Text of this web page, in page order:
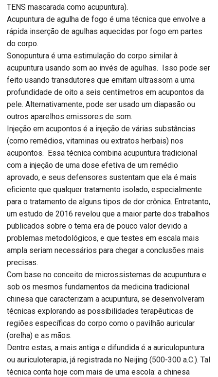
TENS mascarada como acupuntura).
Acupuntura de agulha de fogo é uma técnica que envolve a
rápida inserção de agulhas aquecidas por fogo em partes
do corpo.
Sonopuntura é uma estimulação do corpo similar à
acupuntura usando som ao invés de agulhas. Isso pode ser
feito usando transdutores que emitam ultrassom a uma
profundidade de oito a seis centímetros em acupontos da
pele. Alternativamente, pode ser usado um diapasão ou
outros aparelhos emissores de som.
Injeção em acupontos é a injeção de várias substâncias
(como remédios, vitaminas ou extratos herbais) nos
acupontos. Essa técnica combina acupuntura tradicional
com a injeção de uma dose efetiva de um remédio
aprovado, e seus defensores sustentam que ela é mais
eficiente que qualquer tratamento isolado, especialmente
para o tratamento de alguns tipos de dor crônica. Entretanto,
um estudo de 2016 revelou que a maior parte dos trabalhos
publicados sobre o tema era de pouco valor devido a
problemas metodológicos, e que testes em escala mais
ampla seriam necessários para chegar a conclusões mais
precisas.
Com base no conceito de microssistemas de acupuntura e
sob os mesmos fundamentos da medicina tradicional
chinesa que caracterizam a acupuntura, se desenvolveram
técnicas explorando as possibilidades terapêuticas de
regiões específicas do corpo como o pavilhão auricular
(orelha) e as mãos.
Dentre estas, a mais antiga e difundida é a auriculopuntura
ou auriculoterapia, já registrada no Neijing (500-300 a.C.). Tal
técnica conta hoje com mais de uma escola: a chinesa